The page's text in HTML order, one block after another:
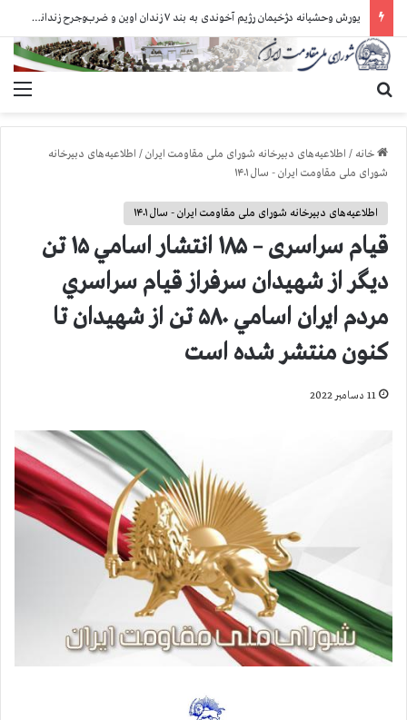
یورش وحشیانه دژخیمان رژیم آخوندی به بند ۷ زندان اوین و ضرب‌وجرح زندانیان سیاسی
خانه / اطلاعیه‌های دبیرخانه شورای ملی مقاومت ایران/ اطلاعیه‌های دبیرخانه
شورای ملی مقاومت ایران - سال ۱۴۰۱
اطلاعیه‌های دبیرخانه شورای ملی مقاومت ایران - سال ۱۴۰۱
قيام سراسری – ۱۸۵ انتشار اسامي ۱۵ تن
دیگر از شهیدان سرفراز قيام سراسري
مردم ايران اسامي ۵۸۰ تن از شهيدان تا
كنون منتشر شده است
11 دسامبر 2022